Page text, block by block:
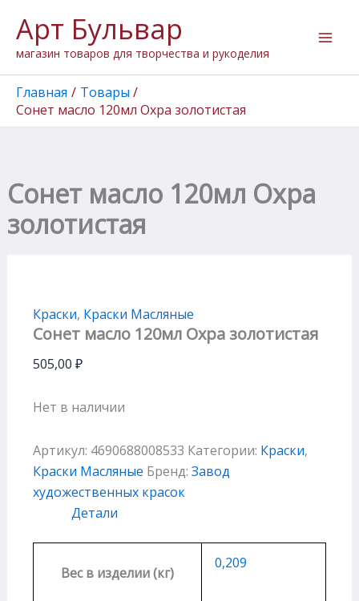
содержимому
Арт Бульвар
магазин товаров для творчества и рукоделия
Главная
Товары
Сонет масло 120мл Охра золотистая
Сонет масло 120мл Охра
золотистая
Краски, Краски Масляные
Сонет масло 120мл Охра золотистая
505,00 ₽
Нет в наличии
Артикул: 4690688008533 Категории: Краски,
Краски Масляные Бренд: Завод
художественных красок
Детали
Вес в изделии (кг)
0,209